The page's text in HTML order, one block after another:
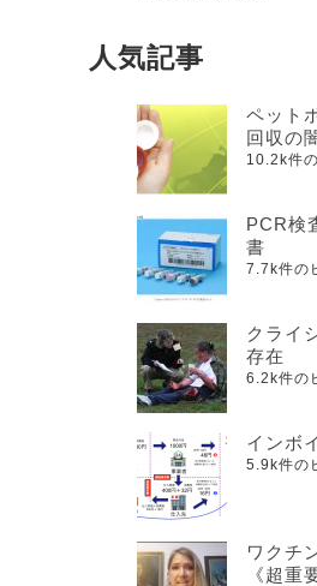
人気記事
ペット
回収の
10.2k件
PCR検
書
7.7k件の
クライ
存在
6.2k件の
インボ
5.9k件の
ワクチ
《超重